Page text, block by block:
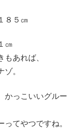
８５㎝
㎝
あれば、
。
かっこいいグルー
てやつですね。